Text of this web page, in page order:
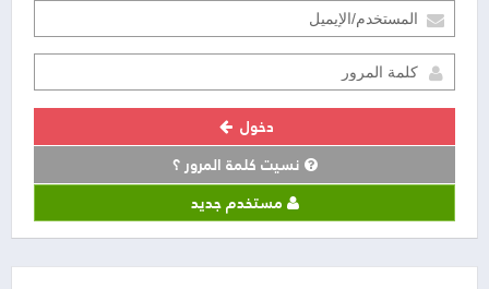
دخول
نسيت كلمة المرور ؟
مستخدم جديد